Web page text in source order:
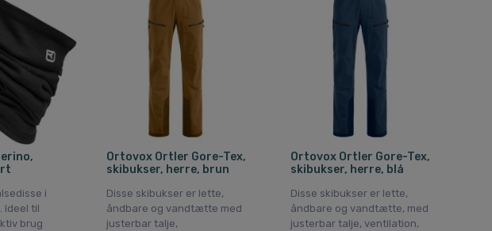
i
Ideel til
brug
Ortovox Ortler Gore-Tex,
skibukser, herre, brun
Disse skibukser er lette,
åndbare og vandtætte med
justerbar talje,
Ortovox Ortler Gore-Tex,
skibukser, herre, blå
Disse skibukser er lette,
åndbare og vandtætte, med
justerbar talje, ventilation,